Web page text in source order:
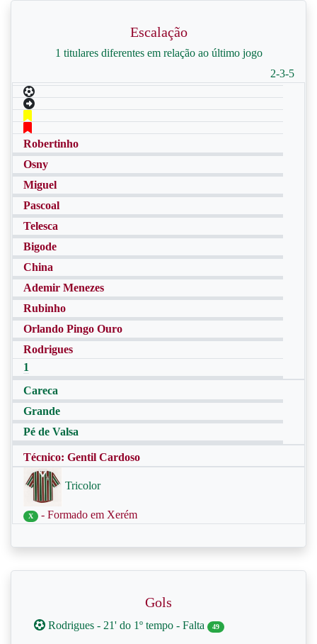
Escalação
1 titulares diferentes em relação ao último jogo
2-3-5
Robertinho
Osny
Miguel
Pascoal
Telesca
Bigode
China
Ademir Menezes
Rubinho
Orlando Pingo Ouro
Rodrigues
1
Careca
Grande
Pé de Valsa
Técnico: Gentil Cardoso
Tricolor
X - Formado em Xerém
Gols
Rodrigues - 21' do 1º tempo - Falta 49